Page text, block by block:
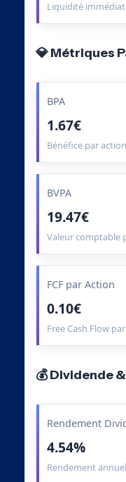
Liquidité
💎 Métriques
BPA
1.67€
Bénéfice par action
BVPA
19.47€
Valeur comptable
FCF par Action
0.10€
Free Cash Flow
💰 Dividende
Rendement
4.54%
Rendement